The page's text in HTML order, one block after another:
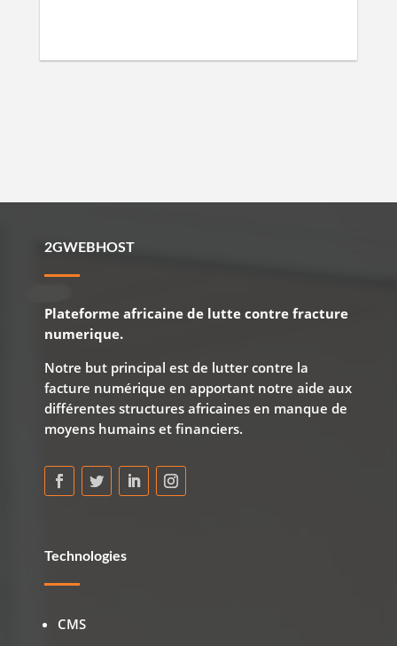
2GWEBHOST
Plateforme africaine de lutte contre fracture
numerique.
Notre but principal est de lutter contre la
facture numérique en apportant notre aide aux
différentes structures africaines en manque de
moyens humains et financiers.
Technologies
CMS